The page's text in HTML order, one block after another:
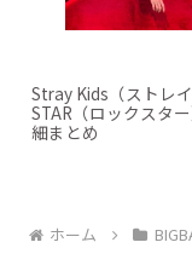
Stray Kids（ストレ
STAR（ロックスタ
細まとめ
ホーム